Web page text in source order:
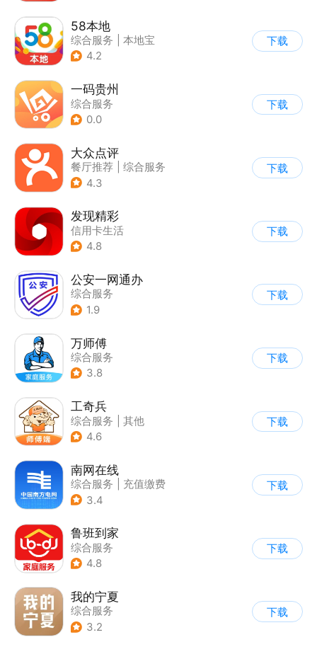
58本地
综合服务
本地宝
4.2
下载
一码贵州
综合服务
0.0
下载
大众点评
餐厅推荐
综合服务
4.3
下载
发现精彩
信用卡生活
4.8
下载
公安一网通办
综合服务
| 业务咨询办理
1.9
下载
万师傅
综合服务
3.8
下载
工奇兵
综合服务
其他
4.6
下载
南网在线
综合服务
充值缴费
3.4
下载
鲁班到家
综合服务
4.8
下载
我的宁夏
综合服务
3.2
下载